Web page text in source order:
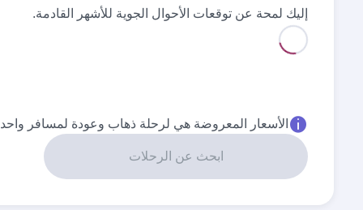
إليك لمحة عن توقعات الأحوال الجوية للأشهر القادمة.
الأسعار المعروضة هي لرحلة ذهاب وعودة لمسافر
ابحث عن الرحلات